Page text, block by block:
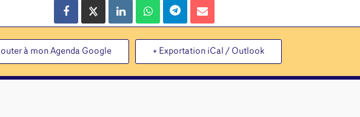
à mon Agenda Google + Exportation iCal / Outlook